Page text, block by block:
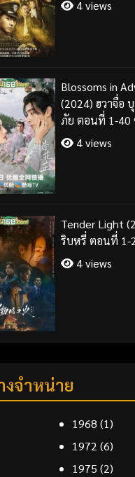
4 views
Blossoms in
(2024) ฮวาจื่อ
ภัย ตอนที่ 1-40
พากย์ไทย
4 views
Tender Light
ริบหรี่ ตอนที่ 1-
4 views
งจำหน่าย
1968 (1)
1972 (6)
1975 (2)